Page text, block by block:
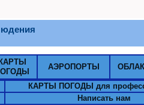
КАРТЫ
АЭРОПОРТЫ
КАРТЫ ПОГОДЫ для
Написать нам